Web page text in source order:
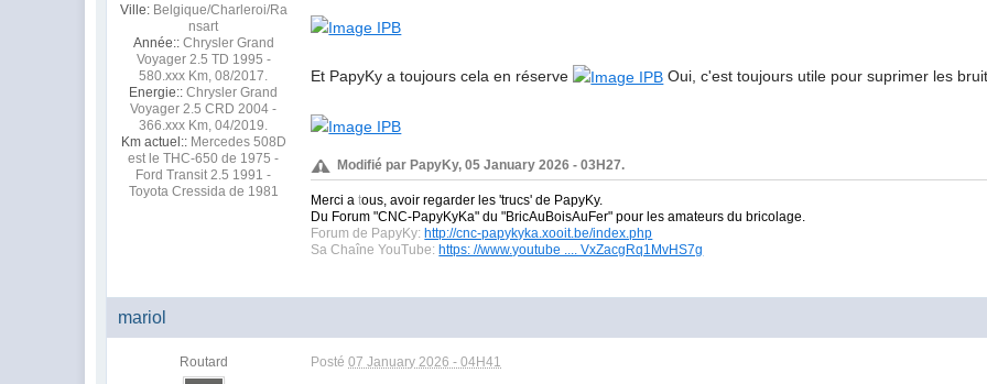
Ville: Belgique/Charleroi/Ra
nsart
Année:: Chrysler Grand
Voyager 2.5 TD 1995 -
580.xxx Km, 08/2017.
Energie:: Chrysler Grand
Voyager 2.5 CRD 2004 -
366.xxx Km, 04/2019.
Km actuel:: Mercedes 508D
est le THC-650 de 1975 -
Ford Transit 2.5 1991 -
Toyota Cressida de 1981
Et PapyKy a toujours cela en réserve Oui, c'est toujours utile pour suprimer les
Modifié par PapyKy, 05 January 2026 - 03H27.
Merci a tous, avoir regarder les 'trucs' de PapyKy.
Du Forum "CNC-PapyKyKa" du"BricAuBoisAuFer" pour les amateurs du bricolage.
Forum de PapyKy: http://cnc-papykyka.xooit.be/index.php
Sa Chaîne YouTube: https: //www.youtube .... VxZacgRq1MvHS7g
mariol
Routard Posté07 January 2026 - 04H41